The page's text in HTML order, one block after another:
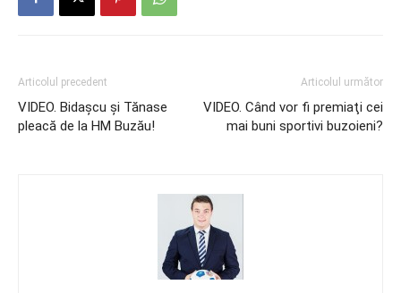
Articolul precedent
VIDEO. Bidaşcu şi Tănase
pleacă de la HM Buzău!
Articolul următor
VIDEO. Când vor fi premiaţi cei
mai buni sportivi buzoieni?